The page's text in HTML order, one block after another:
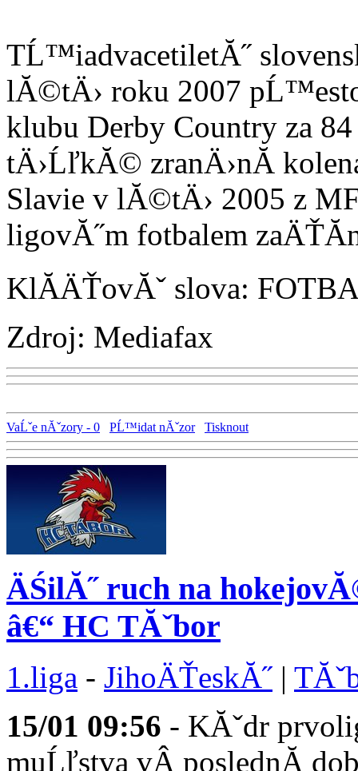
TĹ™iadvacetiletĂ˝
lĂ©tÄ› roku 2007
klubu Derby Country za
tÄ›ĹľkĂ© zranÄ›nĂ­
Slavie v lĂ©tÄ› 2005 z
ligovĂ˝m fotbalem
KlĂ­ÄŤovĂˇ slova:
Zdroj: Mediafax
VaĹˇe nĂˇzory - 0 PĹ™idat nĂˇzor Tisknout
ÄŚilĂ˝ ruch na
â€“ HC TĂˇbor
1.liga - JihoÄŤeskĂ˝|
15/01 09:56 - KĂˇdr
muĹľstva vÂ poslednĂ­